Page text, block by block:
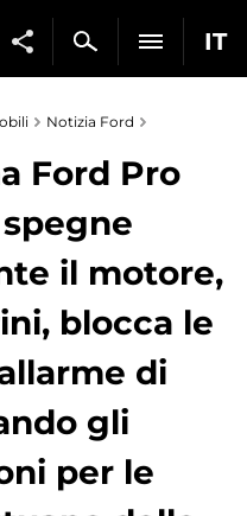
IT
Notizia Ford
Ford Pro
il motore,
blocca le
di
gli
per le